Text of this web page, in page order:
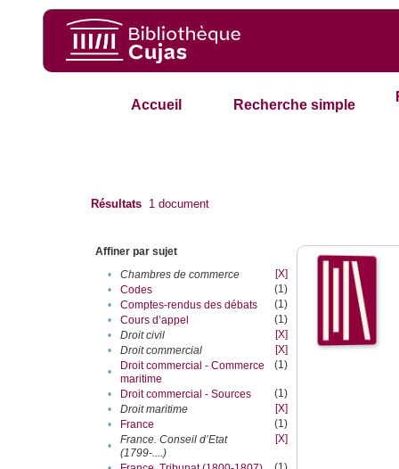
Accueil Recherche simple
Résultats 1 document
Affiner par sujet
•
Chambres de commerce
[X]
•
Codes
(1)
•
Comptes-rendus des débats
(1)
•
Cours d’appel
(1)
•
Droit civil
[X]
•
Droit commercial
[X]
•
Droit commercial - Commerce
maritime
(1)
• Droit commercial - Sources
(1)
•
Droit maritime
[X]
•
France
(1)
•
France. Conseil d’Etat
(1799-....)
[X]